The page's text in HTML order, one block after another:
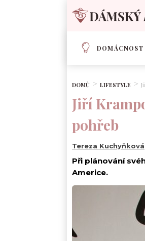
DOMÁCNOST
DOMŮ LIFESTYLE
Jiří
pohřeb
Tereza Kuchyňková
Při plánování
Americe.